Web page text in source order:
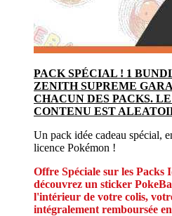
PACK SPÉCIAL ! 1
ZENITH SUPREME
CHACUN DES PACKS.
CONTENU EST
Un pack idée cadeau spécial,
licence Pokémon !
Offre Spéciale sur les Packs
découvrez un sticker
l'intérieur de votre colis,
intégralement remboursée